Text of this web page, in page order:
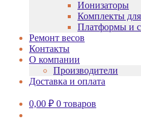
Ионизаторы
Комплекты
Платформы и
Ремонт весов
Контакты
О компании
Производители
Доставка и оплата
0,00 ₽ 0 товаров